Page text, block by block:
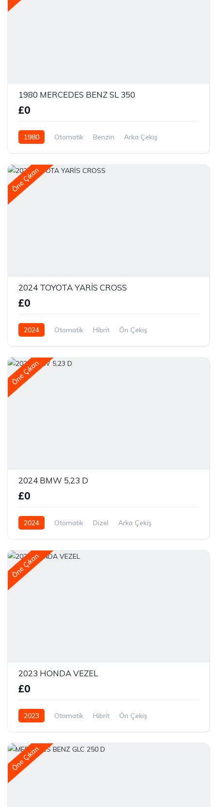
1980 MERCEDES BENZ SL 350
£0
1980 Otomatik Benzin Arka Çekiş
Öne Çıkan
2024 TOYOTA YARİS CROSS
£0
2024 Otomatik Hibrit Ön Çekiş
Öne Çıkan
2024 BMW 5,23 D
£0
2024 Otomatik Dizel Arka Çekiş
Öne Çıkan
2023 HONDA VEZEL
£0
2023 Otomatik Hibrit Ön Çekiş
Öne Çıkan